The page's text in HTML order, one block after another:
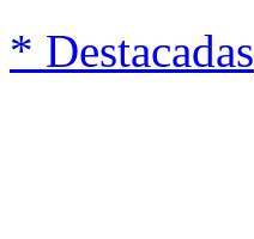
* Destacadas